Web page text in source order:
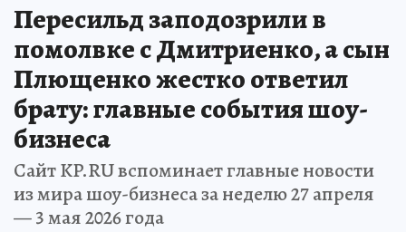
Пересильд заподозрили в
помолвке с Дмитриенко, а сын
Плющенко жестко ответил
брату: главные события шоу-
бизнеса
Сайт KP.RU вспоминает главные новости
из мира шоу-бизнеса за неделю 27 апреля
— 3 мая 2026 года